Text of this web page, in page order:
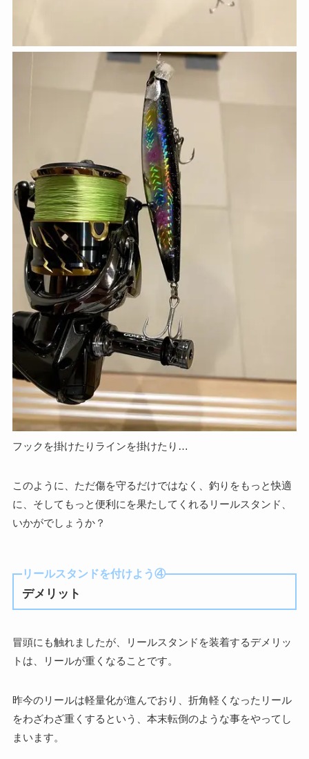
フックを掛けたりラインを掛けたり…
このように、ただ傷を守るだけではなく、釣りをもっと快適
に、そしてもっと便利にを果たしてくれるリールスタンド、
いかがでしょうか？
リールスタンドを付けよう④
デメリット
冒頭にも触れましたが、リールスタンドを装着するデメリッ
トは、リールが重くなることです。
昨今のリールは軽量化が進んでおり、折角軽くなったリール
をわざわざ重くするという、本末転倒のような事をやってし
まいます。